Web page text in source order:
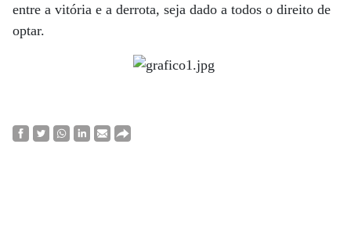
entre a vitória e a derrota, seja dado a todos o direito de
optar.